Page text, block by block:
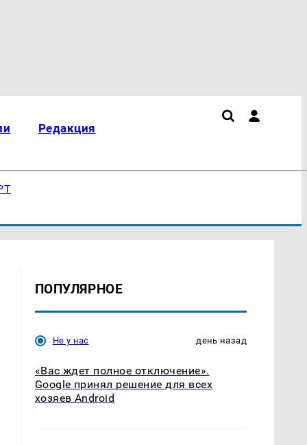
Редакция
ПОПУЛЯРНОЕ
Не у нас день назад
«Вас ждет полное отключение».
Google принял решение для всех
хозяев Android